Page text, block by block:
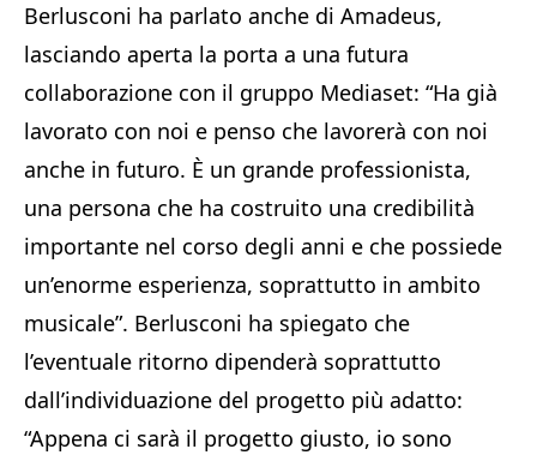
Berlusconi ha parlato anche di Amadeus,
lasciando aperta la porta a una futura
collaborazione con il gruppo Mediaset: “Ha già
lavorato con noi e penso che lavorerà con noi
anche in futuro. È un grande professionista,
una persona che ha costruito una credibilità
importante nel corso degli anni e che possiede
un’enorme esperienza, soprattutto in ambito
musicale”. Berlusconi ha spiegato che
l’eventuale ritorno dipenderà soprattutto
dall’individuazione del progetto più adatto:
“Appena ci sarà il progetto giusto, io sono